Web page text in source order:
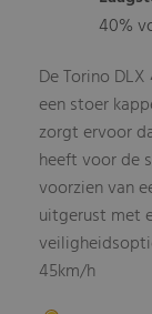
40%
De Torino
een stoer
zorgt ervoor
heeft voor de
voorzien van
uitgerust met
45km/h